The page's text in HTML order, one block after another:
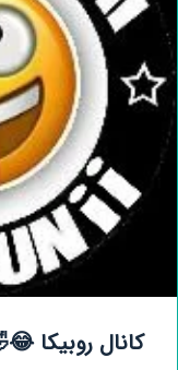
کانال روبیکا